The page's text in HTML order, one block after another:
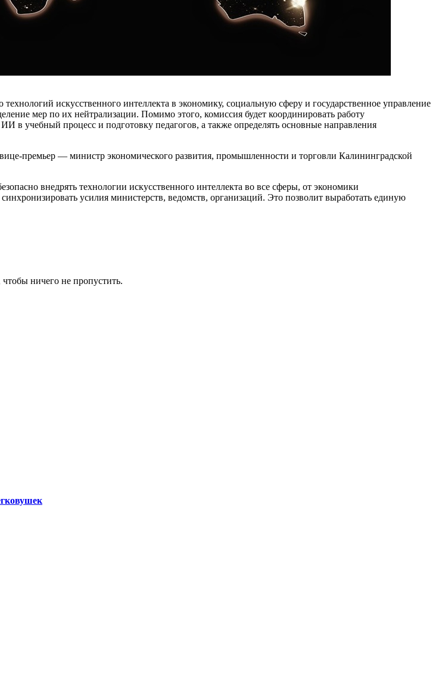
искусственного интеллекта в экономику, социальную сферу и государственное управление
мер по их нейтрализации. Помимо этого, комиссия будет координировать работу
в учебный процесс и подготовку педагогов, а также определять основные направления
премьер — министр экономического развития, промышленности и торговли Калининградской
внедрять технологии искусственного интеллекта во все сферы, от экономики
усилия министерств, ведомств, организаций. Это позволит выработать единую
ничего не пропустить.